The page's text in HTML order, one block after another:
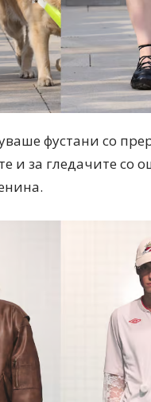
фустани со
и за гледачите со
Модни